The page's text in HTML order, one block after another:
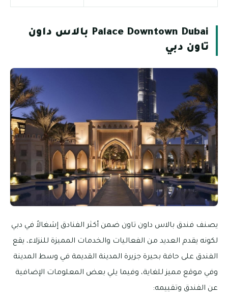
Palace Downtown Dubai بالاس داون
تاون دبي
يصنف فندق بالاس داون تاون ضمن أكثر الفنادق إشغالاً في دبي
لكونه يقدم العديد من الفعاليات والخدمات المميزة للنزلاء، يقع
الفندق على حافة بحيرة جزيرة المدينة القديمة في وسط المدينة
وفي موقع مميز للغاية، وفيما يلي بعض المعلومات الإضافية
عن الفندق وتقييمه: